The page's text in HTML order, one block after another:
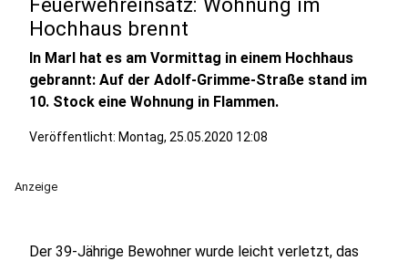
Hochhaus brennt
In Marl hat es am Vormittag in einem Hochhaus
gebrannt: Auf der Adolf-Grimme-Straße stand im
10. Stock eine Wohnung in Flammen.
Veröffentlicht: Montag, 25.05.2020 12:08
Anzeige
Der 39-Jährige Bewohner wurde leicht verletzt, das